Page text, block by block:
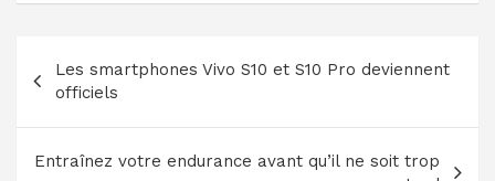
de
l’article
Les smartphones Vivo S10 et S10 Pro deviennent
officiels
Entraînez votre endurance avant qu’il ne soit trop